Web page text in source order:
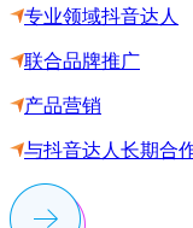
专业领域抖音达人
联合品牌推广
产品营销
与抖音达人长期合